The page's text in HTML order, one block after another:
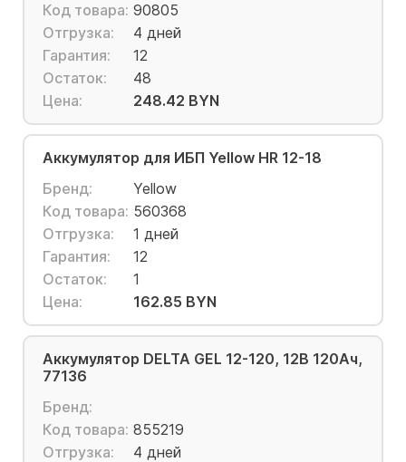
Код товара: 90805
Отгрузка:
4 дней
Гарантия:
12
Остаток:
48
Цена:
248.42 BYN
Аккумулятор для ИБП Yellow HR 12-18
Бренд:
Yellow
Код товара: 560368
Отгрузка:
1 дней
Гарантия:
12
Остаток:
1
Цена:
162.85 BYN
Аккумулятор DELTA GEL 12-120, 12В 120Ач,
77136
Бренд:
Код товара: 855219
Отгрузка:
4 дней